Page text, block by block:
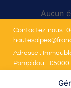
Aucun
Contactez-nous :
Adresse :
Pompidou - 05000